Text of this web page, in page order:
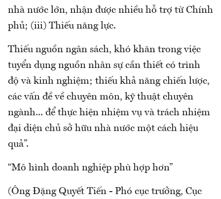
nhà nước lớn, nhận được nhiều hỗ trợ từ Chính
phủ; (iii) Thiếu năng lực.
Thiếu nguồn ngân sách, khó khăn trong việc
tuyển dụng nguồn nhân sự cần thiết có trình
độ và kinh nghiệm; thiếu khả năng chiến lược,
các vấn đề về chuyên môn, kỹ thuật chuyên
ngành... để thực hiện nhiệm vụ và trách nhiệm
đại diện chủ sở hữu nhà nước một cách hiệu
quả”.
“Mô hình doanh nghiệp phù hợp hơn”
(Ông Đặng Quyết Tiến - Phó cục trưởng, Cục